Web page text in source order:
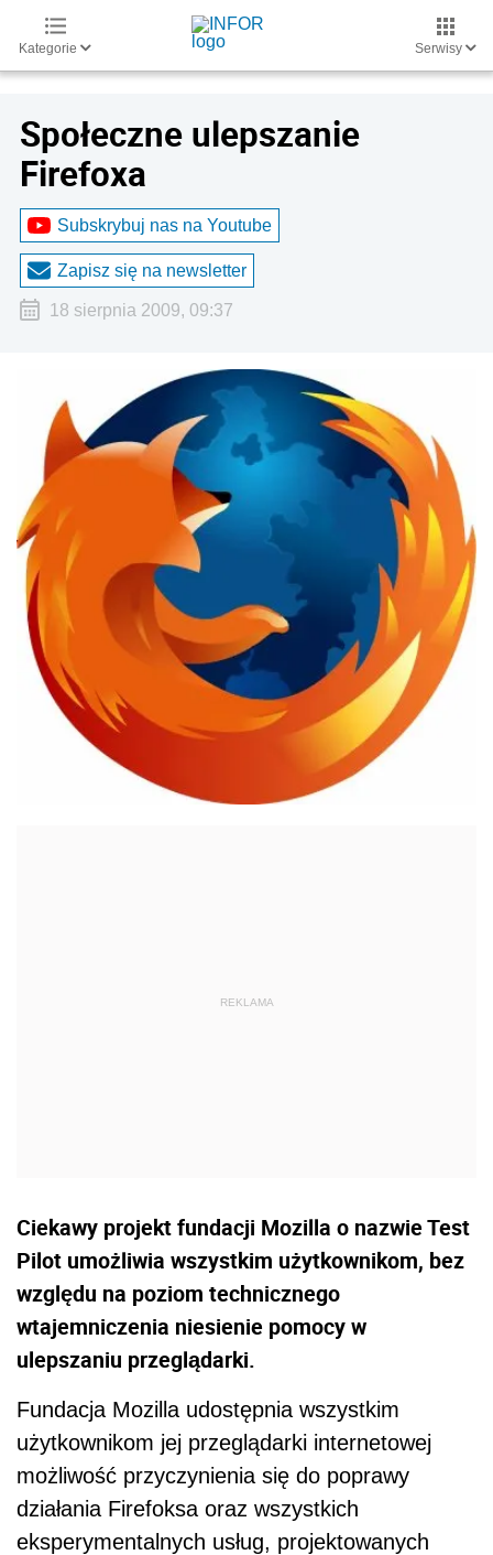
Kategorie Serwisy
Społeczne ulepszanie
Firefoxa
Subskrybuj nas na Youtube
Zapisz się na newsletter
18 sierpnia 2009, 09:37
Ciekawy projekt fundacji Mozilla o nazwie Test
Pilot umożliwia wszystkim użytkownikom, bez
względu na poziom technicznego
wtajemniczenia niesienie pomocy w
ulepszaniu przeglądarki.
Fundacja Mozilla udostępnia wszystkim
użytkownikom jej przeglądarki internetowej
możliwość przyczynienia się do poprawy
działania Firefoksa oraz wszystkich
eksperymentalnych usług, projektowanych